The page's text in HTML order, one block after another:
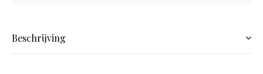
Beschrijving